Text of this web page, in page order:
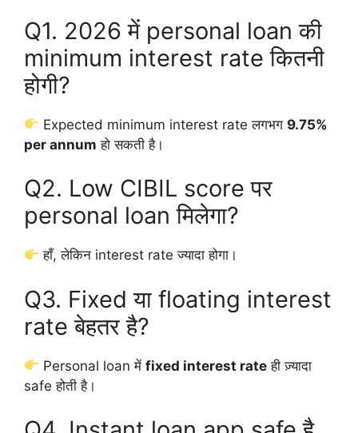
Q1. 2026 में personal loan की
minimum interest rate कितनी
होगी?
Expected minimum interest rate लगभग 9.75%
per annum हो सकती है।
Q2. Low CIBIL score पर
personal loan मिलेगा?
हाँ, लेकिन interest rate ज्यादा होगा।
Q3. Fixed या floating interest
rate बेहतर है?
Personal loan मेंfixed interest rate ही ज़्यादा
safe होती है।